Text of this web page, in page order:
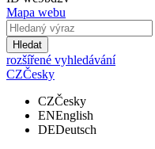
Mapa webu
Hledat
rozšířené vyhledávání
CZČesky
CZČesky
ENEnglish
DEDeutsch